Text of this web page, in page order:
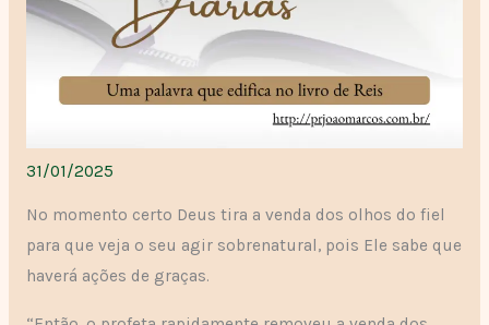
31/01/2025
No momento certo Deus tira a venda dos olhos do fiel
para que veja o seu agir sobrenatural, pois Ele sabe que
haverá ações de graças.